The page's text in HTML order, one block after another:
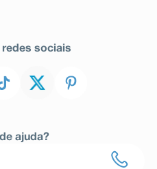
sociais
ajuda?